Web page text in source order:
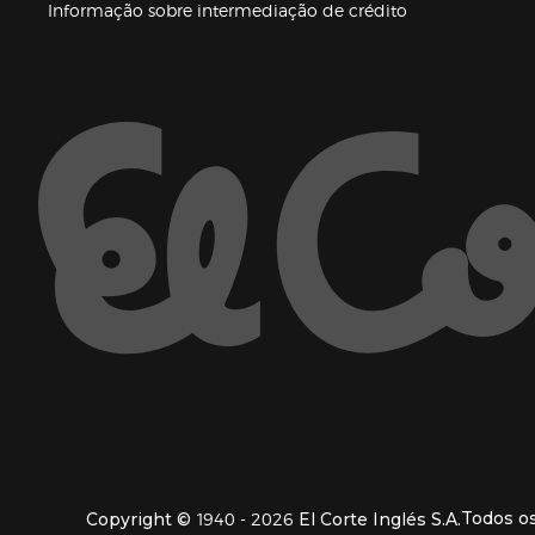
Informação sobre intermediação de crédito
Copyright © 1940 - 2026 El Corte Inglés S.A.Todos